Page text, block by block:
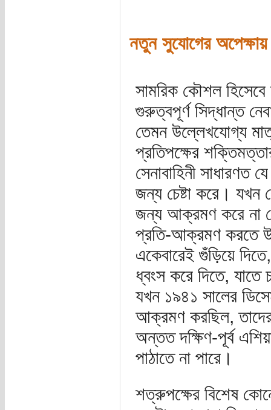
নতুন সুযোগের অপেক্ষায়
সামরিক কৌশল হিসেবে
গুরুত্বপূর্ণ সিদ্ধান্ত
তেমন উল্লেখযোগ্য
প্রতিপক্ষের
সেনাবাহিনী সাধারণত
জন্য চেষ্টা করে। যখন
জন্য আক্রমণ করে না
প্রতি-আক্রমণ করতে
একেবারেই গুঁড়িয়ে
ধ্বংস করে দিতে,
যখন ১৯৪১ সালের
আক্রমণ করছিল,
অন্তত দক্ষিণ-পূর্ব
পাঠাতে না পারে।
শত্রুপক্ষের বিশেষ